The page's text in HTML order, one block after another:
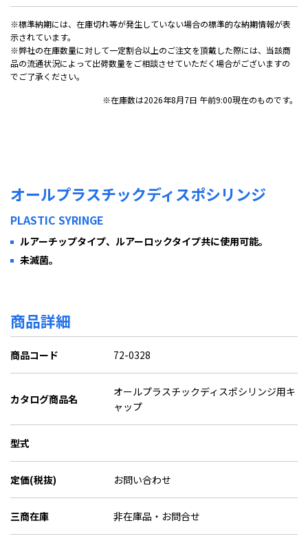
※標準納期には、在庫切れ等が発生していない場合の標準的な納期情報が表
示されています。
※弊社の在庫数量に対して一定割合以上のご注文を頂戴した際には、当該商
品の流通状況によって出荷数量をご相談させていただく場合がございますの
でご了承ください。
※在庫数は2026年8月7日 午前9:00現在のものです。
オールプラスチックディスポシリンジ
PLASTIC SYRINGE
ルアーチップタイプ、ルアーロックタイプ共に使用可能。
未滅菌。
商品詳細
商品コード 72-0328
カタログ商品名
オールプラスチックディスポシリンジ用キ
ャップ
型式
定価(税抜) お問い合わせ
三商在庫 非在庫品・お問合せ